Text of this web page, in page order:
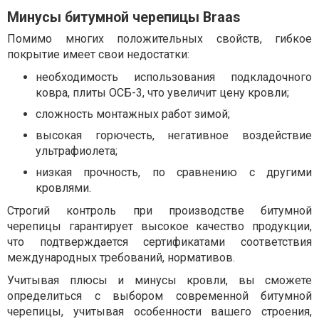
Минусы битумной черепицы Braas
Помимо многих положительных свойств, гибкое
покрытие имеет свои недостатки:
необходимость использования подкладочного
ковра, плиты ОСБ-3, что увеличит цену кровли;
сложность монтажных работ зимой;
высокая горючесть, негативное воздействие
ультрафиолета;
низкая прочность, по сравнению с другими
кровлями.
Строгий контроль при производстве битумной
черепицы гарантирует высокое качество продукции,
что подтверждается сертификатами соответствия
международных требований, нормативов.
Учитывая плюсы и минусы кровли, вы сможете
определиться с выбором современной битумной
черепицы, учитывая особенности вашего строения,